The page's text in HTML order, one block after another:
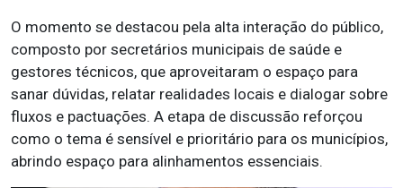
O momento se destacou pela alta interação do público,
composto por secretários municipais de saúde e
gestores técnicos, que aproveitaram o espaço para
sanar dúvidas, relatar realidades locais e dialogar sobre
fluxos e pactuações. A etapa de discussão reforçou
como o tema é sensível e prioritário para os municípios,
abrindo espaço para alinhamentos essenciais.